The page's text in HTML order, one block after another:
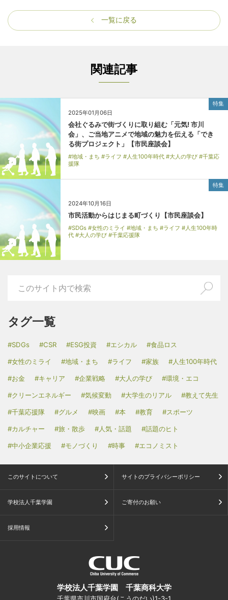
一覧に戻る
関連記事
特集
2025年01月06日
会社ぐるみで街づくりに取り組む「元気! 市川
会」、ご当地アニメで地域の魅力を伝える「でき
る街プロジェクト」【市民座談会】
#地域・まち #ライフ #人生100年時代 #大人の学び #千葉応
援隊
特集
2024年10月16日
市民活動からはじまる町づくり【市民座談会】
#SDGs #女性のミライ #地域・まち #ライフ #人生100年時
代 #大人の学び #千葉応援隊
タグ一覧
#SDGs #CSR #ESG投資 #エシカル #食品ロス
#女性のミライ #地域・まち #ライフ #家族 #人生100年時代
#お金 #キャリア #企業戦略 #大人の学び #環境・エコ
#クリーンエネルギー #気候変動 #大学生のリアル #教えて先生
#千葉応援隊 #グルメ #映画 #本 #教育 #スポーツ
#カルチャー #旅・散歩 #人気・話題 #話題のヒト
#中小企業応援 #モノづくり #時事 #エコノミスト
このサイトについて サイトのプライバシーポリシー
学校法人千葉学園 ご寄付のお願い
採用情報
学校法人千葉学園 千葉商科大学